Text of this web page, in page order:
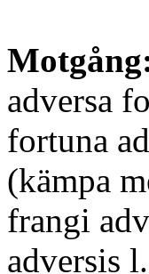
adversa
fortuna
(kämpa
frangi
adversis